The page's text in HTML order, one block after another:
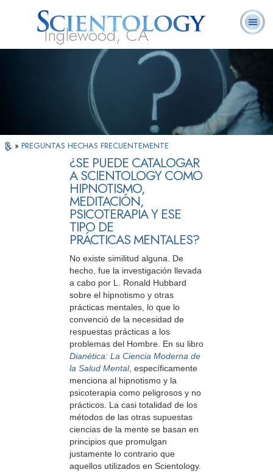
Inglewood, CA
¿Qué es
Scientology?
Ministros
Voluntarios
Preguntas
Frecuentes
» PREGUNTAS HECHAS FRECUENTEMENTE
¿SE PUEDE CATALOGAR
A SCIENTOLOGY COMO
HIPNOTISMO,
MEDITACIÓN,
PSICOTERAPIA Y ESE
TIPO DE
PRÁCTICAS MENTALES?
No existe similitud alguna. De
hecho, fue la investigación llevada
a cabo por L. Ronald Hubbard
sobre el hipnotismo y otras
prácticas mentales, lo que lo
convenció de la necesidad de
respuestas prácticas a los
problemas del Hombre. En su libro
Dianética: La Ciencia Moderna de
la Salud Mental, específicamente
menciona al hipnotismo y la
psicoterapia como peligrosos y no
prácticos. La casi totalidad de los
métodos de las otras supuestas
ciencias de la mente se basan en
principios que promulgan
justamente lo contrario que
aquellos utilizados en Scientology.